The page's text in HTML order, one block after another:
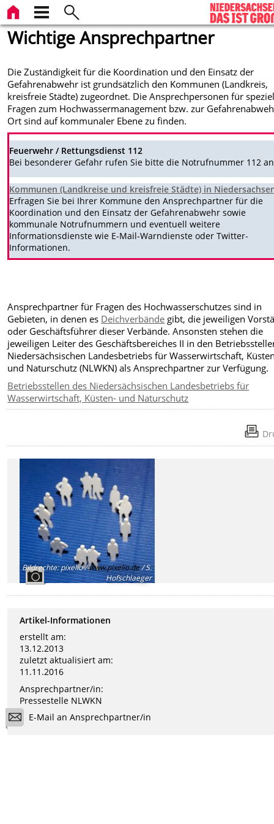
Wichtige Ansprechpartner
Die Zuständigkeit für die Koordination und den Einsatz der
Gefahrenabwehr ist grundsätzlich den Kommunen (Landkreis,
kreisfreie Städte) zugeordnet. Die Ansprechpersonen für
Fragen zum Hochwassermanagement bzw. zur
Ort sind auf kommunaler Ebene zu finden.
Feuerwehr / Rettungsdienst 112
Bei besonderer Gefahr rufen Sie bitte die Notrufnummer 112
Kommunen (Landkreise und kreisfreie Städte) in
Erfragen Sie bei Ihrer Kommune den Ansprechpartner für die
Koordination und den Einsatz der Gefahrenabwehr sowie
kommunale Notrufnummern und eventuell weitere
Informationsdienste wie E-Mail-Warndienste oder Twitter-
Informationen.
Ansprechpartner für Fragen des Hochwasserschutzes sind in
Gebieten, in denen es Deichverbände gibt, die jeweiligen
oder Geschäftsführer dieser Verbände. Ansonsten stehen die
jeweiligen Leiter des Geschäftsbereiches II in den
Niedersächsischen Landesbetriebs für Wasserwirtschaft,
und Naturschutz (NLWKN) als Ansprechpartner zur Verfügung.
Betriebsstellen des Niedersächsischen Landesbetriebs für
Wasserwirtschaft, Küsten- und Naturschutz
Bildrechte:pixelio /www.pixelio.de/ S.
Hofschlaeger
Artikel-Informationen
erstellt am:
13.12.2013
zuletzt aktualisiert am:
11.11.2016
Ansprechpartner/in:
Pressestelle NLWKN
E-Mail an Ansprechpartner/in